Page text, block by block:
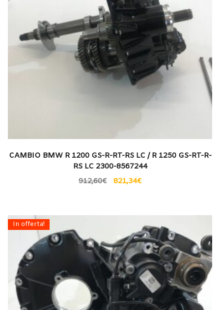
CAMBIO BMW R 1200 GS-R-RT-RS LC / R 1250 GS-RT-R-
RS LC 2300-8567244
912,60€ 821,34€
In offerta!